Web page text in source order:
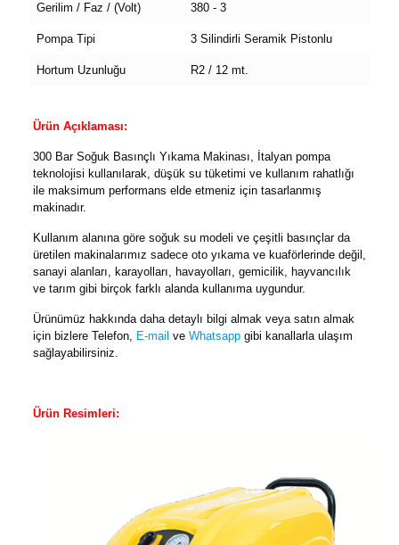
Gerilim / Faz / (Volt) 380 - 3
Pompa Tipi 3 Silindirli Seramik Pistonlu
Hortum Uzunluğu R2 / 12 mt.
Ürün Açıklaması:
300 Bar Soğuk Basınçlı Yıkama Makinası, İtalyan pompa
teknolojisi kullanılarak, düşük su tüketimi ve kullanım rahatlığı
ile maksimum performans elde etmeniz için tasarlanmış
makinadır.
Kullanım alanına göre soğuk su modeli ve çeşitli basınçlar da
üretilen makinalarımız sadece oto yıkama ve kuaförlerinde değil,
sanayi alanları, karayolları, havayolları, gemicilik, hayvancılık
ve tarım gibi birçok farklı alanda kullanıma uygundur.
Ürünümüz hakkında daha detaylı bilgi almak veya satın almak
için bizlere Telefon, E-mail ve Whatsappgibi kanallarla ulaşım
sağlayabilirsiniz.
Ürün Resimleri: